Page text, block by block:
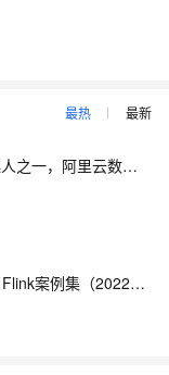
最热 最新
【大咖问答】对话PostgreSQL 中国社区发起人之一，阿里云数据库高级专家 德哥
【藏经阁一起读（27）】本周推荐《Apache Flink案例集（2022版）》，你有哪些心得？